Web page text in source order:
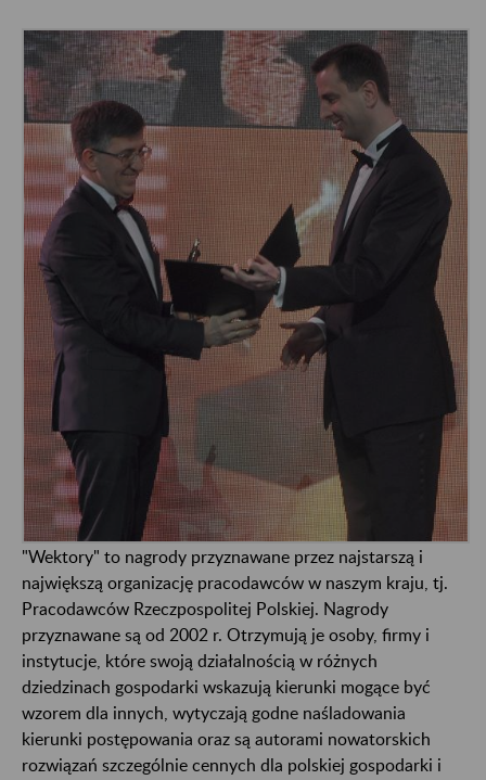
"Wektory" to nagrody przyznawane przez najstarszą i
największą organizację pracodawców w naszym kraju, tj.
Pracodawców Rzeczpospolitej Polskiej. Nagrody
przyznawane są od 2002 r. Otrzymują je osoby, firmy i
instytucje, które swoją działalnością w różnych
dziedzinach gospodarki wskazują kierunki mogące być
wzorem dla innych, wytyczają godne naśladowania
kierunki postępowania oraz są autorami nowatorskich
rozwiązań szczególnie cennych dla polskiej gospodarki i